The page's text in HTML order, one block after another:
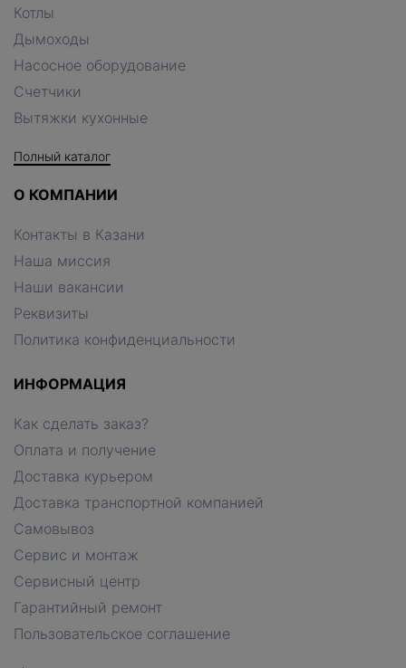
Котлы
Дымоходы
Насосное оборудование
Счетчики
Вытяжки кухонные
Полный каталог
О КОМПАНИИ
Контакты в Казани
Наша миссия
Наши вакансии
Реквизиты
Политика конфиденциальности
ИНФОРМАЦИЯ
Как сделать заказ?
Оплата и получение
Доставка курьером
Доставка транспортной компанией
Самовывоз
Сервис и монтаж
Сервисный центр
Гарантийный ремонт
Пользовательское соглашение